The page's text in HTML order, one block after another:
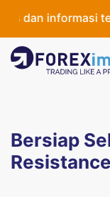
dan informasi
Bersiap